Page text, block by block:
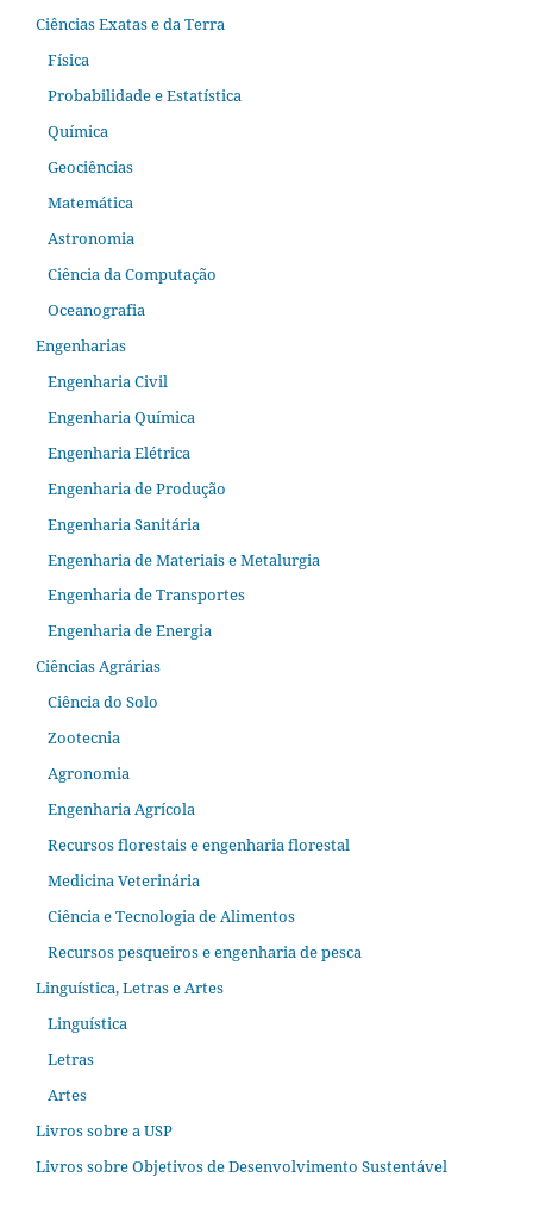
Ciências Exatas e da Terra
Física
Probabilidade e Estatística
Química
Geociências
Matemática
Astronomia
Ciência da Computação
Oceanografia
Engenharias
Engenharia Civil
Engenharia Química
Engenharia Elétrica
Engenharia de Produção
Engenharia Sanitária
Engenharia de Materiais e Metalurgia
Engenharia de Transportes
Engenharia de Energia
Ciências Agrárias
Ciência do Solo
Zootecnia
Agronomia
Engenharia Agrícola
Recursos florestais e engenharia florestal
Medicina Veterinária
Ciência e Tecnologia de Alimentos
Recursos pesqueiros e engenharia de pesca
Linguística, Letras e Artes
Linguística
Letras
Artes
Livros sobre a USP
Livros sobre Objetivos de Desenvolvimento Sustentável